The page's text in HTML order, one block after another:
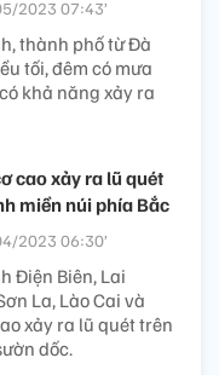
2023 07:43’
thành phố từ Đà
tối, đêm có mưa
khả năng xảy ra
cao xảy ra lũ quét
miền núi phía Bắc
2023 06:30’
Điện Biên, Lai
La, Lào Cai và
xảy ra lũ quét trên
dốc.